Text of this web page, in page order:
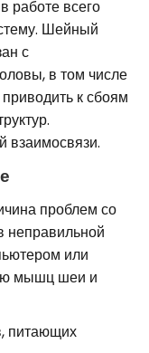
работе всего
Шейный
с
в том числе
к сбоям
взаимосвязи.
проблем со
неправильной
или
мышц шеи и
питающих